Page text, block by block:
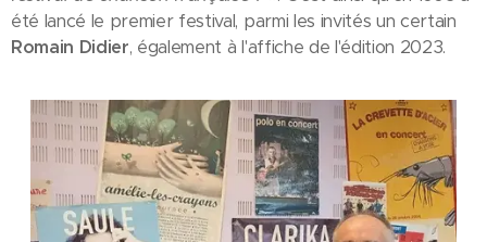
été lancé le premier festival, parmi les invités un certain
Romain Didier, également à l'affiche de l'édition 2023.